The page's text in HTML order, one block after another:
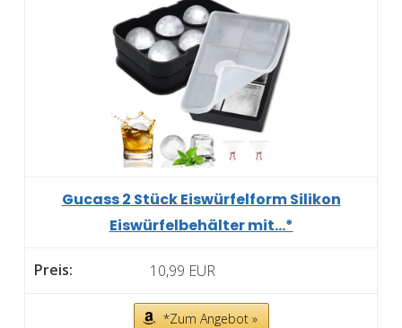
Gucass 2 Stück Eiswürfelform Silikon
Eiswürfelbehälter mit...*
10,99 EUR
*Zum Angebot »